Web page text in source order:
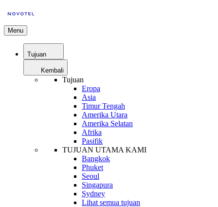
Menu
Tujuan
Kembali
Tujuan
Eropa
Asia
Timur Tengah
Amerika Utara
Amerika Selatan
Afrika
Pasifik
TUJUAN UTAMA KAMI
Bangkok
Phuket
Seoul
Singapura
Sydney
Lihat semua tujuan